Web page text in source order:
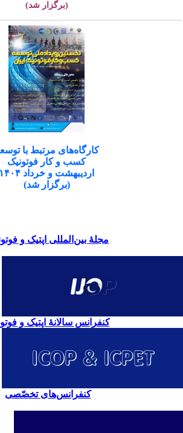
(برگزار شد)
کارگاه‌های مرتبط با توسعه
کسب و کار فوتونیک
اردیبهشت و خرداد ۱۴۰۴
(برگزار شد)
مجلۀ بین‌المللی اپتیک و
کنفرانس سالانۀ اپتیک و
کنفرانس‌های تخصّصی